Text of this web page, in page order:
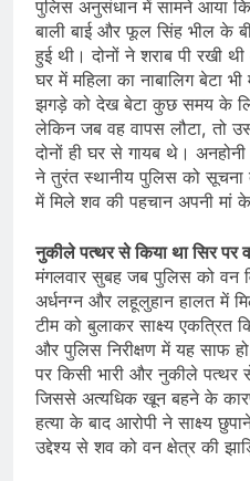
पुलिस अनुसंधान में सामने आया
बाली बाई और फूल सिंह भील के
हुई थी। दोनों ने शराब पी रखी
घर में महिला का नाबालिग बेटा
झगड़े को देख बेटा कुछ समय के
लेकिन जब वह वापस लौटा, तो
दोनों ही घर से गायब थे।
ने तुरंत स्थानीय पुलिस को सूचना
में मिले शव की पहचान अपनी मां
नुकीले पत्थर से किया था सिर पर
मंगलवार सुबह जब पुलिस को वन
अर्धनग्न और लहूलुहान हालत में
टीम को बुलाकर साक्ष्य एकत्रित
और पुलिस निरीक्षण में यह साफ
पर किसी भारी और नुकीले पत्थर
जिससे अत्यधिक खून बहने के
हत्या के बाद आरोपी ने साक्ष्य
उद्देश्य से शव को वन क्षेत्र की